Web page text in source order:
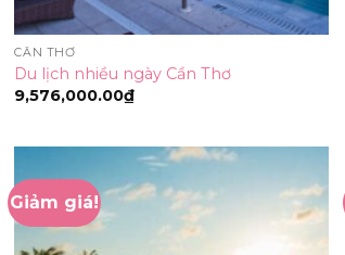
CẦN THƠ
Du lịch nhiều ngày Cần Thơ
9,576,000.00₫
Giảm giá!